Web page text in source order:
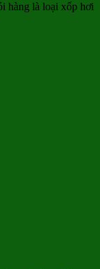
hàng là loại xốp hơi